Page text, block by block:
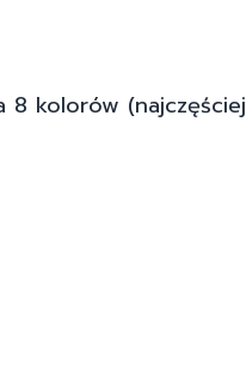
8 kolorów (najczęściej